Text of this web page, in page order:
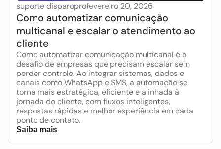
suporte disparoprofevereiro 20, 2026
Como automatizar comunicação
multicanal e escalar o atendimento ao
cliente
Como automatizar comunicação multicanal é o
desafio de empresas que precisam escalar sem
perder controle. Ao integrar sistemas, dados e
canais como WhatsApp e SMS, a automação se
torna mais estratégica, eficiente e alinhada à
jornada do cliente, com fluxos inteligentes,
respostas rápidas e melhor experiência em cada
ponto de contato.
Saiba mais